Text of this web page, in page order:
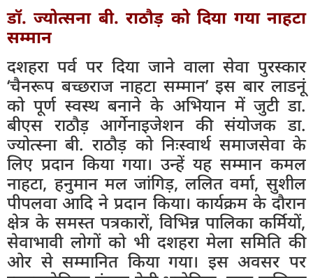
डॉ. ज्योत्सना बी. राठौड़ को दिया गया नाहटा
सम्मान
दशहरा पर्व पर दिया जाने वाला सेवा पुरस्कार
‘चैनरूप बच्छराज नाहटा सम्मान’ इस बार लाडनूं
को पूर्ण स्वस्थ बनाने के अभियान में जुटी डा.
बीएस राठौड़ आर्गेनाइजेशन की संयोजक डा.
ज्योत्स्ना बी. राठौड़ को निःस्वार्थ समाजसेवा के
लिए प्रदान किया गया। उन्हें यह सम्मान कमल
नाहटा, हनुमान मल जांगिड़, ललित वर्मा, सुशील
पीपलवा आदि ने प्रदान किया। कार्यक्रम के दौरान
क्षेत्र के समस्त पत्रकारों, विभिन्न पालिका कर्मियों,
सेवाभावी लोगों को भी दशहरा मेला समिति की
ओर से सम्मानित किया गया। इस अवसर पर